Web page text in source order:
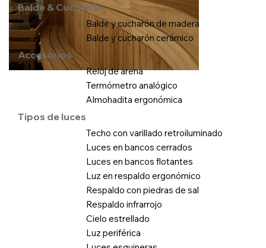
Balde & Cucharón
Balde y cucharón de madera
Balde y cucharón cerámico
Accesorios
Reloj de arena
Termómetro analógico
Almohadita ergonómica
Tipos de luces
Techo con varillado retroiluminado
Luces en bancos cerrados
Luces en bancos flotantes
Luz en respaldo ergonómico
Respaldo con piedras de sal
Respaldo infrarrojo
Cielo estrellado
Luz periférica